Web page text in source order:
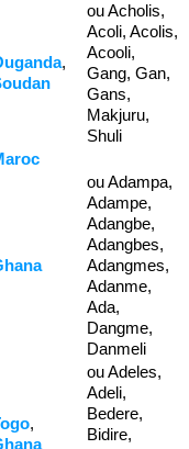
,
ou Acholis,
Acoli, Acolis,
Acooli,
Gang, Gan,
Gans,
Makjuru,
Shuli
ou Adampa,
Adampe,
Adangbe,
Adangbes,
Adangmes,
Adanme,
Ada,
Dangme,
Danmeli
,
ou Adeles,
Adeli,
Bedere,
Bidire,